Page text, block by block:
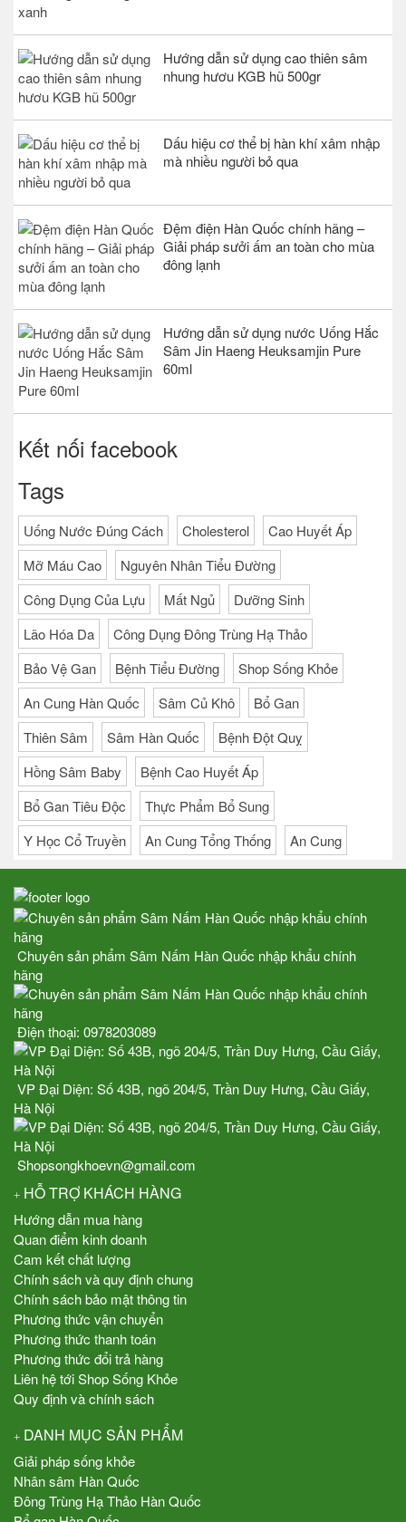
Hướng dẫn sử dụng cao thiên sâm
nhung hươu KGB hũ 500gr
Dấu hiệu cơ thể bị hàn khí xâm nhập
mà nhiều người bỏ qua
Đệm điện Hàn Quốc chính hãng –
Giải pháp sưởi ấm an toàn cho mùa
đông lạnh
Hướng dẫn sử dụng nước Uống Hắc
Sâm Jin Haeng Heuksamjin Pure
60ml
Kết nối facebook
Tags
Uống Nước Đúng Cách Cholesterol
Cao Huyết Áp
Mỡ Máu Cao
Nguyên Nhân Tiểu Đường
Công Dụng Của Lựu
Mất Ngủ
Dưỡng Sinh
Lão Hóa Da
Công Dụng Đông Trùng Hạ Thảo
Bảo Vệ Gan
Bệnh Tiểu Đường
Shop Sống Khỏe
An Cung Hàn Quốc
Sâm Củ Khô
Bổ Gan
Thiên Sâm
Sâm Hàn Quốc
Bệnh Đột Quỵ
Hồng Sâm Baby
Bệnh Cao Huyết Áp
Bổ Gan Tiêu Độc
Thực Phẩm Bổ Sung
Y Học Cổ Truyền
An Cung Tổng Thống An Cung
Chuyên sản phẩm Sâm Nấm Hàn Quốc nhập khẩu chính
hãng
Điện thoại: 0978203089
VP Đại Diện: Số 43B, ngõ 204/5, Trần Duy Hưng, Cầu Giấy,
Hà Nội
Shopsongkhoevn@gmail.com
HỖ TRỢ KHÁCH HÀNG
Hướng dẫn mua hàng
Quan điểm kinh doanh
Cam kết chất lượng
Chính sách và quy định chung
Chính sách bảo mật thông tin
Phương thức vận chuyển
Phương thức thanh toán
Phương thức đổi trả hàng
Liên hệ tới Shop Sống Khỏe
Quy định và chính sách
DANH MỤC SẢN PHẨM
Giải pháp sống khỏe
Nhân sâm Hàn Quốc
Đông Trùng Hạ Thảo Hàn Quốc